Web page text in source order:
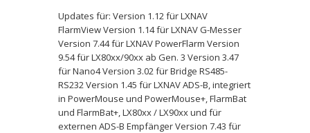
Updates für: Version 1.12 für LXNAV
FlarmView Version 1.14 für LXNAV G-Messer
Version 7.44 für LXNAV PowerFlarm Version
9.54 für LX80xx/90xx ab Gen. 3 Version 3.47
für Nano4 Version 3.02 für Bridge RS485-
RS232 Version 1.45 für LXNAV ADS-B, integriert
in PowerMouse und PowerMouse+, FlarmBat
und FlarmBat+, LX80xx / LX90xx und für
externen ADS-B Empfänger Version 7.43 für